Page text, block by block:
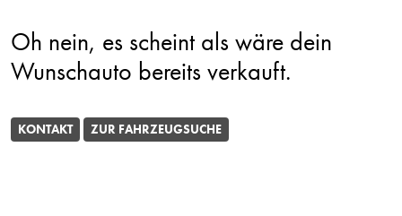
Oh nein, es scheint als wäre dein
Wunschauto bereits verkauft.
KONTAKT ZUR FAHRZEUGSUCHE